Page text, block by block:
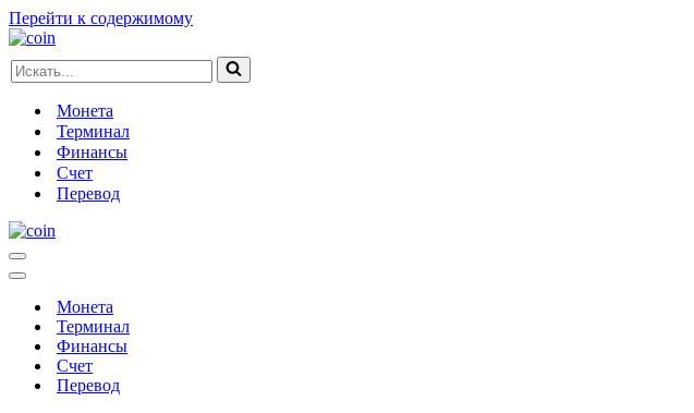
Перейти к содержимому
Искать...
Монета
Терминал
Финансы
Счет
Перевод
Меню
навигации
Меню
навигацииМонета
Терминал
Финансы
Счет
Перевод